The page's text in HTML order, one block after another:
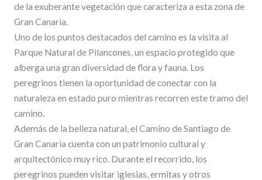
de la exuberante vegetación que caracteriza a esta zona de
Gran Canaria.
Uno de los puntos destacados del camino es la visita al
Parque Natural de Pilancones, un espacio protegido que
alberga una gran diversidad de flora y fauna. Los
peregrinos tienen la oportunidad de conectar con la
naturaleza en estado puro mientras recorren este tramo del
camino.
Además de la belleza natural, el Camino de Santiago de
Gran Canaria cuenta con un patrimonio cultural y
arquitectónico muy rico. Durante el recorrido, los
peregrinos pueden visitar iglesias, ermitas y otros